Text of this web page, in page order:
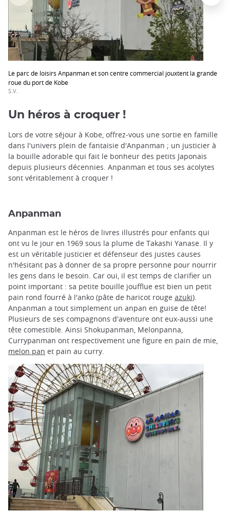
Le parc de loisirs Anpanman et son centre commercial jouxtent la grande
roue du port de Kobe
S.V.
Un héros à croquer !
Lors de votre séjour à Kobe, offrez-vous une sortie en famille
dans l'univers plein de fantaisie d'Anpanman ; un justicier à
la bouille adorable qui fait le bonheur des petits Japonais
depuis plusieurs décennies. Anpanman et tous ses acolytes
sont véritablement à croquer !
Anpanman
Anpanman est le héros de livres illustrés pour enfants qui
ont vu le jour en 1969 sous la plume de Takashi Yanase. Il y
est un véritable justicier et défenseur des justes causes
n'hésitant pas à donner de sa propre personne pour nourrir
les gens dans le besoin. Car oui, il est temps de clarifier un
point important : sa petite bouille joufflue est bien un petit
pain rond fourré à l'anko (pâte de haricot rouge azuki).
Anpanman a tout simplement un anpan en guise de tête!
Plusieurs de ses compagnons d'aventure ont eux-aussi une
tête comestible. Ainsi Shokupanman, Melonpanna,
Currypanman ont respectivement une figure en pain de mie,
melon pan et pain au curry.